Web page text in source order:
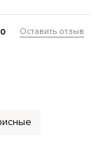
Оставить отзыв